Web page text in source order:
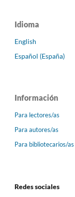
Idioma
English
Español (España)
Información
Para lectores/as
Para autores/as
Para bibliotecarios/as
Redes sociales